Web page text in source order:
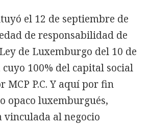
el 12 de septiembre de
de responsabilidad de
de Luxemburgo del 10 de
cuyo 100% del capital social
MCP P.C. Y aquí por fin
opaco luxemburgués,
vinculada al negocio